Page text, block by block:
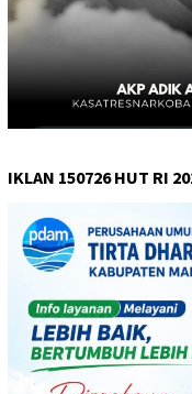
IKLAN 150726 HUT RI